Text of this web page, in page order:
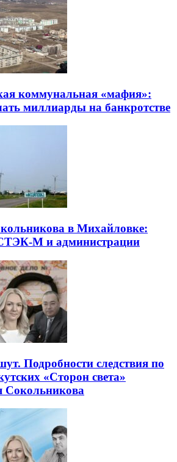
коммунальная «мафия»:
миллиарды на банкротстве
в Михайловке:
М и администрации
Подробности следствия по
«Сторон света»
Сокольникова